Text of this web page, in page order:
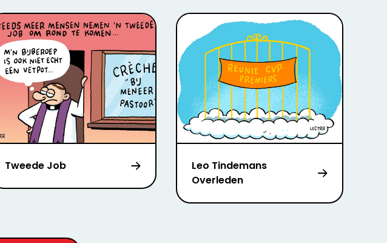
Tweede Job
Leo Tindemans
Overleden